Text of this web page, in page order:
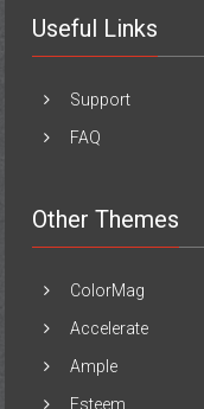
Useful Links
Support
FAQ
Other Themes
ColorMag
Accelerate
Ample
Esteem